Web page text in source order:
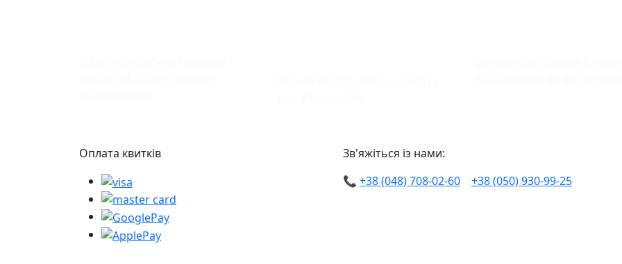
Оплата квитків
Зв'яжіться із нами:
📞 +38 (048) 708-02-60 +38 (050) 930-99-25